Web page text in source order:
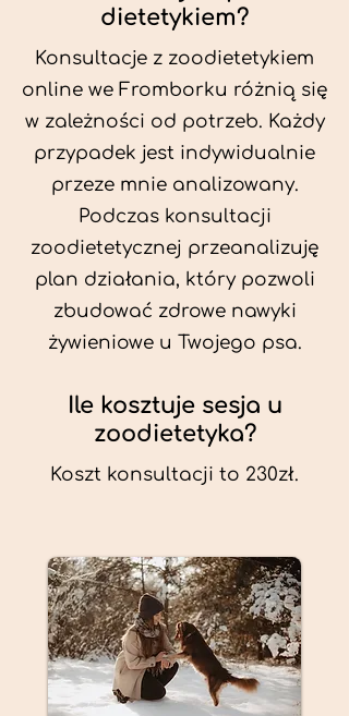
dietetykiem?
Konsultacje z zoodietetykiem
online we Fromborku różnią się
w zależności od potrzeb. Każdy
przypadek jest indywidualnie
przeze mnie analizowany.
Podczas konsultacji
zoodietetycznej przeanalizuję
plan działania, który pozwoli
zbudować zdrowe nawyki
żywieniowe u Twojego psa.
Ile kosztuje sesja u
zoodietetyka?
Koszt konsultacji to 230zł.